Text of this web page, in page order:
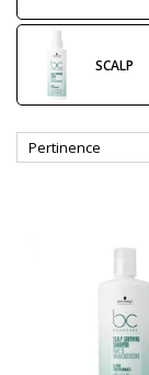
SCALP
Pertinence